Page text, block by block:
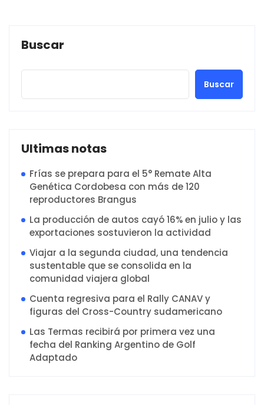
Buscar
Buscar
Ultimas notas
Frías se prepara para el 5° Remate Alta
Genética Cordobesa con más de 120
reproductores Brangus
La producción de autos cayó 16% en julio y las
exportaciones sostuvieron la actividad
Viajar a la segunda ciudad, una tendencia
sustentable que se consolida en la
comunidad viajera global
Cuenta regresiva para el Rally CANAV y
figuras del Cross-Country sudamericano
Las Termas recibirá por primera vez una
fecha del Ranking Argentino de Golf
Adaptado